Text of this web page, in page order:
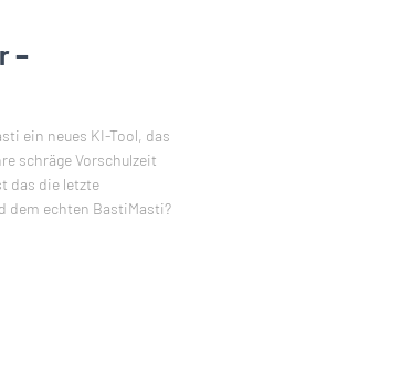
–
ein neues KI-Tool, das
schräge Vorschulzeit
das die letzte
dem echten BastiMasti?